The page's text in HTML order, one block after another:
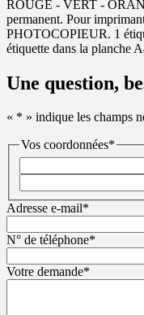
ROUGE - VERT -
permanent. Pour
PHOTOCOPIEUR. 1
étiquette dans la planche
Une question,
« * » indique les champs
Vos coordonnées*
Adresse e-mail*
N° de téléphone*
Votre demande*